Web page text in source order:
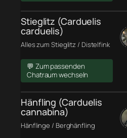
Stieglitz (Carduelis
carduelis)
Alles zum Stieglitz / Distelfink
💬 Zum passenden
Chatraum wechseln
Hänfling (Carduelis
cannabina)
Hänflinge / Berghänfling